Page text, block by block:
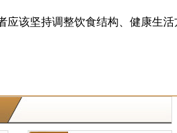
该坚持调整饮食结构、健康生